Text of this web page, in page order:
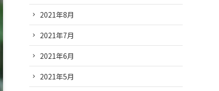
2021年8月
2021年7月
2021年6月
2021年5月